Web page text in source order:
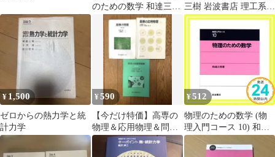
のための数学 和達三樹
岩波書店
三樹 岩波書店 理工系数
学入門コース
¥1,500
ゼロからの熱力学と統
計力学
¥590
【今だけ特価】高専の
物理＆応用物理＆問題
集
¥512
物理のための数学 (物
理入門コース 10) 和達
三樹_04